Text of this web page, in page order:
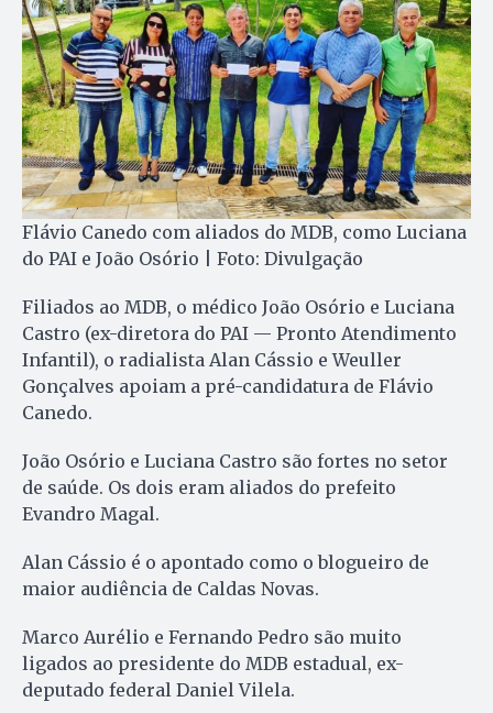
Flávio Canedo com aliados do MDB, como Luciana
do PAI e João Osório | Foto: Divulgação
Filiados ao MDB, o médico João Osório e Luciana
Castro (ex-diretora do PAI — Pronto Atendimento
Infantil), o radialista Alan Cássio e Weuller
Gonçalves apoiam a pré-candidatura de Flávio
Canedo.
João Osório e Luciana Castro são fortes no setor
de saúde. Os dois eram aliados do prefeito
Evandro Magal.
Alan Cássio é o apontado como o blogueiro de
maior audiência de Caldas Novas.
Marco Aurélio e Fernando Pedro são muito
ligados ao presidente do MDB estadual, ex-
deputado federal Daniel Vilela.